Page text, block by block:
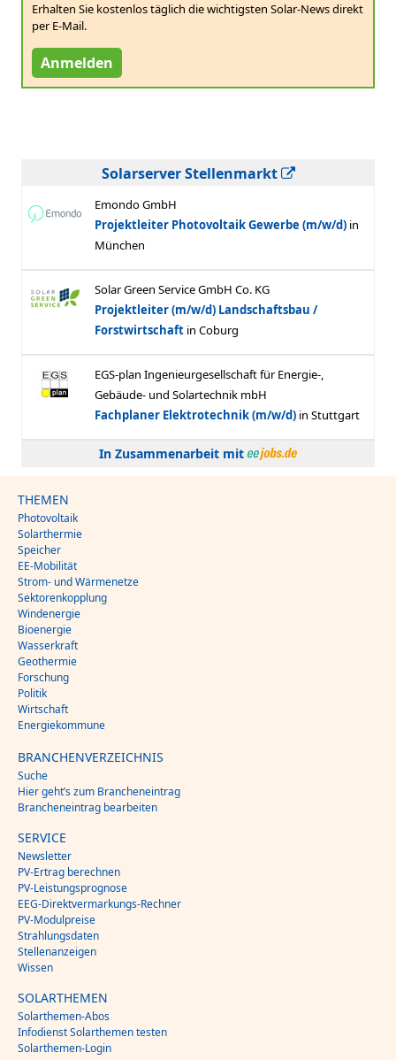
Erhalten Sie kostenlos täglich die wichtigsten Solar-News direkt
per E-Mail.
Anmelden
Solarserver Stellenmarkt
In Zusammenarbeit mit
THEMEN
Photovoltaik
Solarthermie
Speicher
EE-Mobilität
Strom- und Wärmenetze
Sektorenkopplung
Windenergie
Bioenergie
Wasserkraft
Geothermie
Forschung
Politik
Wirtschaft
Energiekommune
BRANCHENVERZEICHNIS
Suche
Hier geht’s zum Brancheneintrag
Brancheneintrag bearbeiten
SERVICE
Newsletter
PV-Ertrag berechnen
PV-Leistungsprognose
EEG-Direktvermarkungs-Rechner
PV-Modulpreise
Strahlungsdaten
Stellenanzeigen
Wissen
SOLARTHEMEN
Solarthemen-Abos
Infodienst Solarthemen testen
Solarthemen-Login